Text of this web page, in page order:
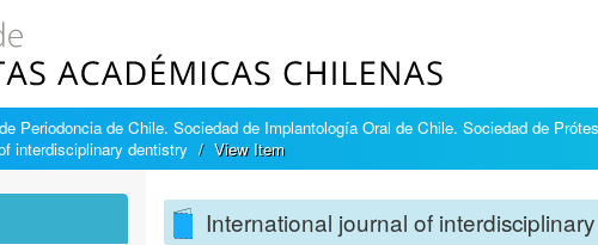
Periodoncia de Chile. Sociedad de Implantología Oral de Chile. Sociedad de
interdisciplinary dentistry
View Item
International journal of